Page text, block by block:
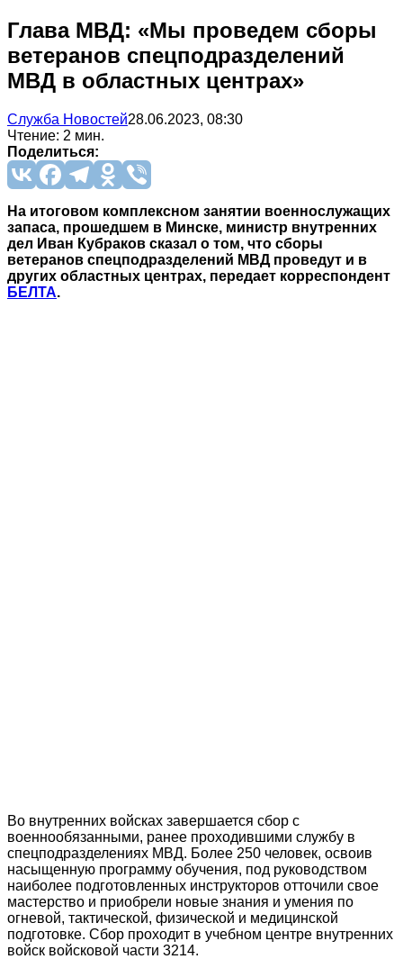
Глава МВД: «Мы проведем сборы
ветеранов спецподразделений
МВД в областных центрах»
Служба Новостей28.06.2023, 08:30
Чтение: 2 мин.
Поделиться:
На итоговом комплексном занятии военнослужащих
запаса, прошедшем в Минске, министр внутренних
дел Иван Кубраков сказал о том, что сборы
ветеранов спецподразделений МВД проведут и в
других областных центрах, передает корреспондент
БЕЛТА.
Во внутренних войсках завершается сбор с
военнообязанными, ранее проходившими службу в
спецподразделениях МВД. Более 250 человек, освоив
насыщенную программу обучения, под руководством
наиболее подготовленных инструкторов отточили свое
мастерство и приобрели новые знания и умения по
огневой, тактической, физической и медицинской
подготовке. Сбор проходит в учебном центре внутренних
войск войсковой части 3214.